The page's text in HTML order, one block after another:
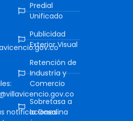
notificaciones
Predial
Unificado
Publicidad
Exterior Visual
Retención de
Industría y
Comercio
Sobretasa a
la Gasolina